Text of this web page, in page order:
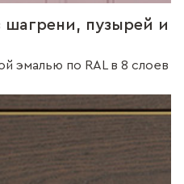
шагрени, пузырей и
эмалью по RAL в 8 слоев